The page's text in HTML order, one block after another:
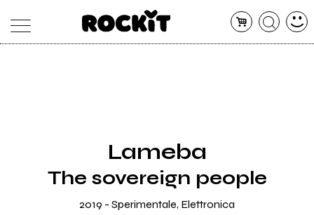
RADIO
Lameba
The sovereign people
2019 - Sperimentale, Elettronica